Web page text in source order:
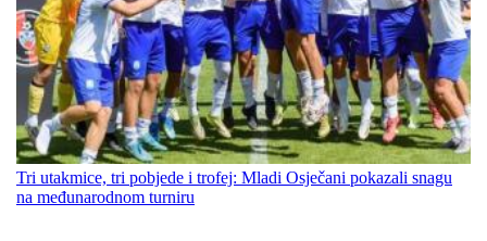
Tri utakmice, tri pobjede i trofej: Mladi Osječani pokazali snagu
na međunarodnom turniru